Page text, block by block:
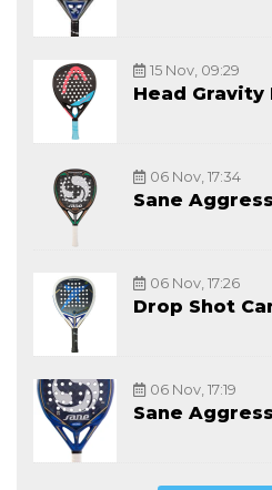
15 Nov, 09:29
Head Gravity
06 Nov, 17:34
Sane
06 Nov, 17:26
Drop Shot
06 Nov, 17:19
Sane